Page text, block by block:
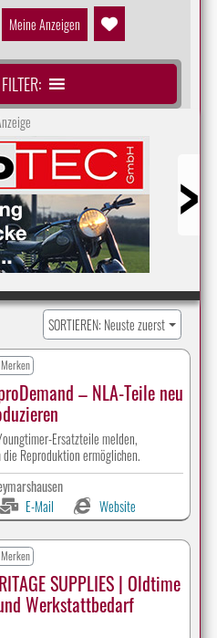
Meine Anzeigen
SORTIEREN: Neuste zuerst
Merken
– NLA-Teile neu
Ersatzteile melden,
Reproduktion ermöglichen.
E-Mail Website
Merken
SUPPLIES | Oldtime
Werkstattbedarf